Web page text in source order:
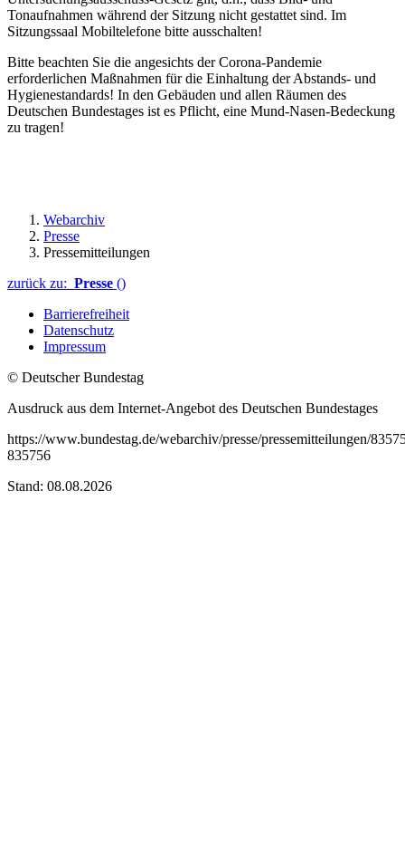
Tonaufnahmen während der Sitzung nicht gestattet sind. Im
Sitzungssaal Mobiltelefone bitte ausschalten!
Bitte beachten Sie die angesichts der Corona-Pandemie
erforderlichen Maßnahmen für die Einhaltung der Abstands- und
Hygienestandards! In den Gebäuden und allen Räumen des
Deutschen Bundestages ist es Pflicht, eine Mund-Nasen-Bedeckung
zu tragen!
Webarchiv
Presse
Pressemitteilungen
zurück zu: Presse ()
Barrierefreiheit
Datenschutz
Impressum
© Deutscher Bundestag
Ausdruck aus dem Internet-Angebot des Deutschen Bundestages
https://www.bundestag.de/webarchiv/presse/pressemitteilungen/
835756
Stand: 08.08.2026